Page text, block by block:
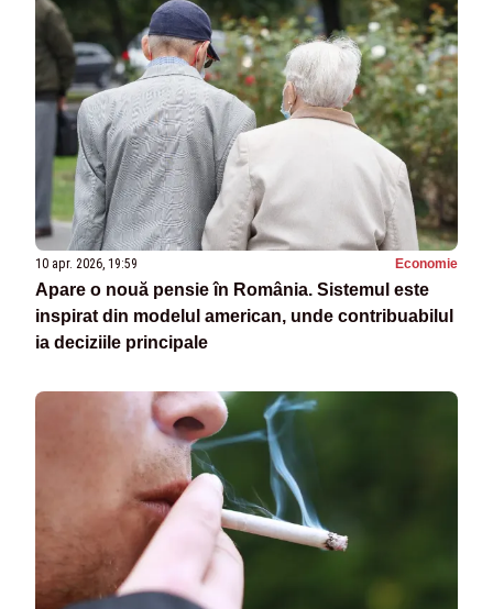
10 apr. 2026, 19:59 Economie
Apare o nouă pensie în România. Sistemul este
inspirat din modelul american, unde contribuabilul
ia deciziile principale